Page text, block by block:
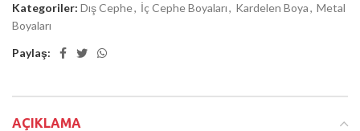
Kategoriler: Dış Cephe, İç Cephe Boyaları, Kardelen Boya, Metal
Boyaları
Paylaş:
AÇIKLAMA